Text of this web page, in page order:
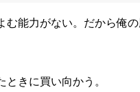
む能力がない。だから俺
きに買い向かう。